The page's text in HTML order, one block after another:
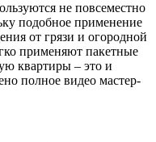
не повсеместно
подобное применение
от грязи и огородной
применяют пакетные
квартиры – это и
полное видео мастер-